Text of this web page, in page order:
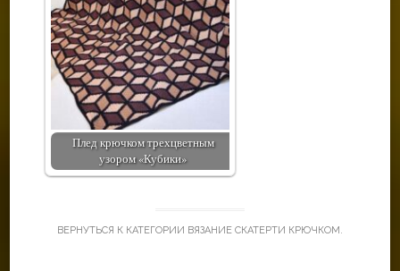
Плед крючком трехцветным
узором «Кубики»
ВЕРНУТЬСЯ К КАТЕГОРИИ ВЯЗАНИЕ СКАТЕРТИ КРЮЧКОМ.